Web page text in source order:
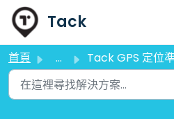
略過至主要內容
Tack
首頁 ... Tack GPS 定位準確度說